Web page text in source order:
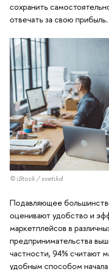
сохранить
отвечать за свою прибыль.
© iStock / svetikd
Подавляющее
оценивают удобство и
маркетплейсов в
предпринимательства
частности, 94% считают
удобным способом